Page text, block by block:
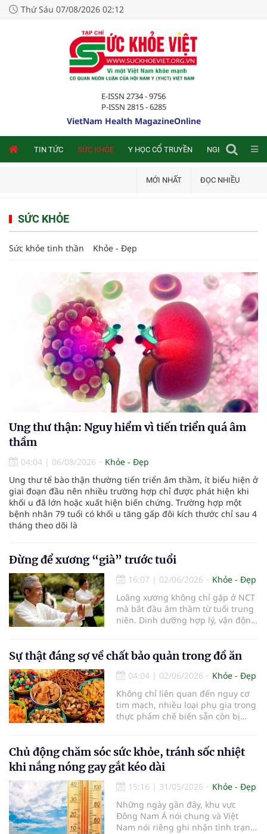
Thứ Sáu 07/08/2026 02:12
E-ISSN 2734 - 9756
P-ISSN 2815 - 6285
VietNam Health MagazineOnline
TIN TỨC SỨC KHỎE Y HỌC CỔ TRUYỀN NGHIÊN CỨU
MỚI NHẤT ĐỌC NHIỀU
SỨC KHỎE
Sức khỏe tinh thần Khỏe - Đẹp
Ung thư thận: Nguy hiểm vì tiến triển quá âm
thầm
04:04 | 06/08/2026
Khỏe - Đẹp
Ung thư tế bào thận thường tiến triển âm thầm, ít biểu hiện ở
giai đoạn đầu nên nhiều trường hợp chỉ được phát hiện khi
khối u đã lớn hoặc xuất hiện biến chứng. Trường hợp một
bệnh nhân 79 tuổi có khối u tăng gấp đôi kích thước chỉ sau 4
tháng theo dõi là
Đừng để xương “già” trước tuổi
16:07 | 02/06/2026
Khỏe - Đẹp
Loãng xương không chỉ gặp ở NCT
mà bắt đầu âm thầm từ tuổi trung
niên. Dinh dưỡng hợp lý, vận động
giảm nguy cơ gãy xương khi về
Sự thật đáng sợ về chất bảo quản trong đồ ăn
04:04 | 02/06/2026
Khỏe - Đẹp
Không chỉ liên quan đến nguy cơ
tim mạch, nhiều loại phụ gia trong
thực phẩm chế biến sẵn còn bị
Chủ động chăm sóc sức khỏe, tránh sốc nhiệt
khi nắng nóng gay gắt kéo dài
15:16 | 31/05/2026
Khỏe - Đẹp
Những ngày gần đây, khu vực
Đông Nam Á nói chung và Việt
Nam nói riêng ghi nhận tình trạng